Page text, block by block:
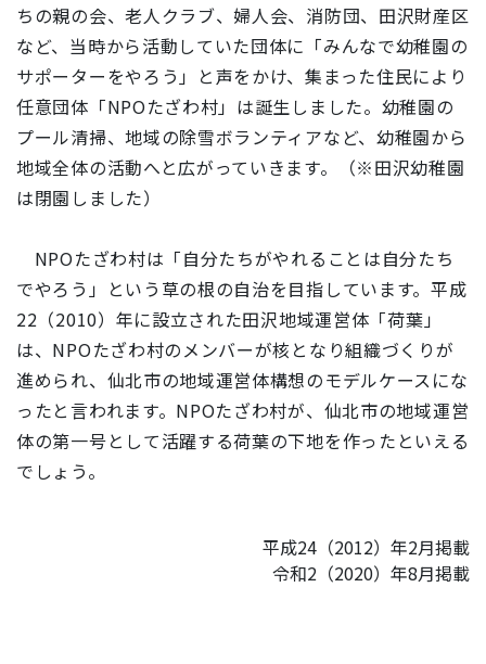
ちの親の会、老人クラブ、婦人会、消防団、田沢財産区
など、当時から活動していた団体に「みんなで幼稚園の
サポーターをやろう」と声をかけ、集まった住民により
任意団体「NPOたざわ村」は誕生しました。幼稚園の
プール清掃、地域の除雪ボランティアなど、幼稚園から
地域全体の活動へと広がっていきます。（※田沢幼稚園
は閉園しました）
NPOたざわ村は「自分たちがやれることは自分たち
でやろう」という草の根の自治を目指しています。平成
22（2010）年に設立された田沢地域運営体「荷葉」
は、NPOたざわ村のメンバーが核となり組織づくりが
進められ、仙北市の地域運営体構想のモデルケースにな
ったと言われます。NPOたざわ村が、仙北市の地域運営
体の第一号として活躍する荷葉の下地を作ったといえる
でしょう。
平成24（2012）年2月掲載
令和2（2020）年8月掲載